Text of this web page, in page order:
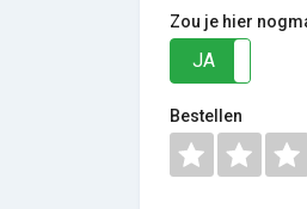
Zou je hier
JA
Bestellen